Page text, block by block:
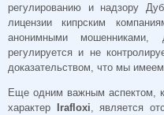
регулированию и надзору
лицензии кипрским
анонимными мошенниками,
регулируется и не
доказательством, что мы
Еще одним важным аспектом,
характер
Irafloxi, является